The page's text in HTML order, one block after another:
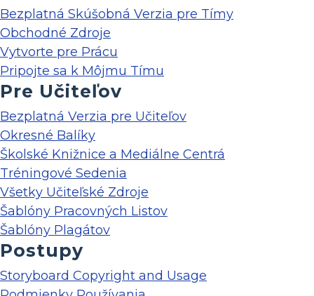
Bezplatná Skúšobná Verzia pre Tímy
Obchodné Zdroje
Vytvorte pre Prácu
Pripojte sa k Môjmu Tímu
Pre Učiteľov
Bezplatná Verzia pre Učiteľov
Okresné Balíky
Školské Knižnice a Mediálne Centrá
Tréningové Sedenia
Všetky Učiteľské Zdroje
Šablóny Pracovných Listov
Šablóny Plagátov
Postupy
Storyboard Copyright and Usage